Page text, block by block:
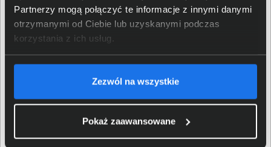
Partnerzy mogą połączyć te informacje z innymi danymi
otrzymanymi od Ciebie lub uzyskanymi podczas
korzystania z ich usług.
Zezwól na wszystkie
Pokaż zaawansowane